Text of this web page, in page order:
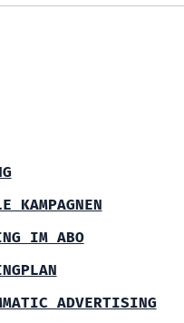
KAMPAGNEN
IM ABO
ADVERTISING